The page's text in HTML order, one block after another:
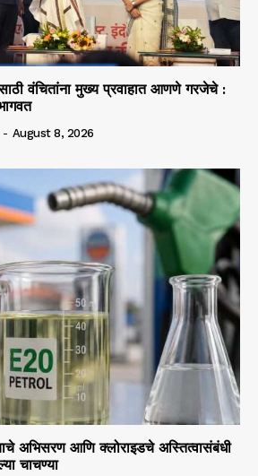
वंचितांना मुख्य प्रवाहात आणणे गरजेचे :
- August 8, 2026
अभिसरण आणि क्लोराइडचे अस्तित्वासंबंधी
चाचण्या